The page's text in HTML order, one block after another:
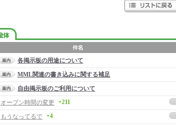
各掲示板の用途について
MML関連の書き込みに関する補足
自由掲示板のご利用について
オープン時間の変更
+211
もうなってるで +4